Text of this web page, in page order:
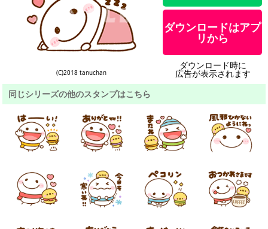
(C)2018 tanuchan
ダウンロードはアプ
リから
ダウンロード時に
広告が表示されます
同じシリーズの他のスタンプはこちら